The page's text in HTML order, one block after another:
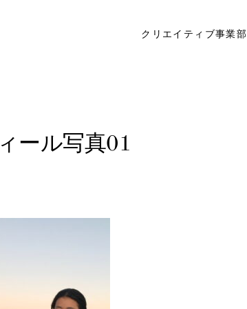
クリエイティブ事業部
ール写真01